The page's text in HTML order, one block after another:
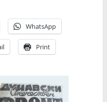
WhatsApp
Print